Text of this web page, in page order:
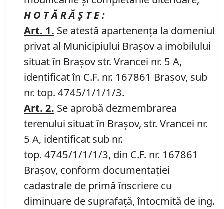
H O T Ă R Ă Ş T E :
Art. 1. Se atestă apartenența la domeniul
privat al Municipiului Brașov a imobilului
situat în Brașov str. Vrancei nr. 5 A,
identificat în C.F. nr. 167861 Brașov, sub
nr. top. 4745/1/1/1/3.
Art. 2. Se aprobă dezmembrarea
terenului situat în Brașov, str. Vrancei nr.
5 A, identificat sub nr.
top. 4745/1/1/1/3, din C.F. nr. 167861
Brașov, conform documentației
cadastrale de primă înscriere cu
diminuare de suprafață, întocmită de ing.